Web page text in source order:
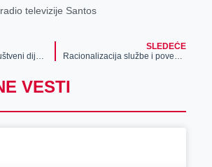
televizije Santos
Održana tribina “Društveni dijalog – Predstavljanje ciljeva, zakonodavnog okvira i mera Republike Srbije u oblasti populacione politike i politike ravnopravnosti polova”
SLEDEĆE
Racionalizacija službe i povećanje plate za zrenjaninske poljočuvare
VESTI